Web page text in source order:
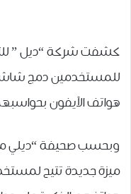
كشفت شركة “ﺩﻳﻞ ”
للمستخدمين ﺩﻣﺞ
هواتف الآيفون
وبحسب صحيفة “ﺩﻳﻠﻲ
ﻣﻴﺰﺓ ﺟﺪﻳﺪﺓ ﺗﺘﻴﺢ